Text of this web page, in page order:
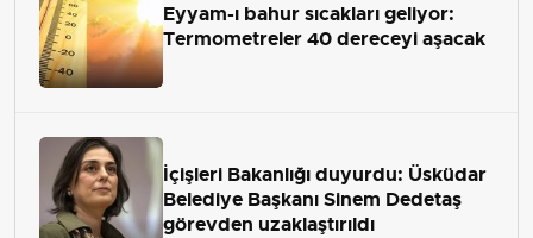
Eyyam-ı bahur sıcakları geliyor:
Termometreler 40 dereceyi aşacak
İçişleri Bakanlığı duyurdu: Üsküdar
Belediye Başkanı Sinem Dedetaş
görevden uzaklaştırıldı